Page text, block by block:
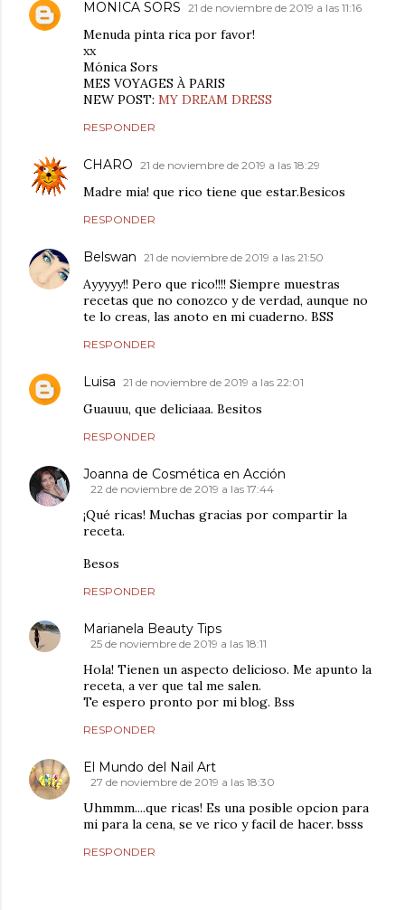
MONICA SORS 21 de noviembre de 2019 a las 11:16
Menuda pinta rica por favor!
xx
Mónica Sors
MES VOYAGES À PARIS
NEW POST: MY DREAM DRESS
RESPONDER
CHARO 21 de noviembre de 2019 a las 18:29
Madre mia! que rico tiene que estar.Besicos
RESPONDER
Belswan 21 de noviembre de 2019 a las 21:50
Ayyyyy!! Pero que rico!!!! Siempre muestras
recetas que no conozco y de verdad, aunque no
te lo creas, las anoto en mi cuaderno. BSS
RESPONDER
Luisa 21 de noviembre de 2019 a las 22:01
Guauuu, que deliciaaa. Besitos
RESPONDER
Joanna de Cosmética en Acción
22 de noviembre de 2019 a las 17:44
¡Qué ricas! Muchas gracias por compartir la
receta.
Besos
RESPONDER
Marianela Beauty Tips
25 de noviembre de 2019 a las 18:11
Hola! Tienen un aspecto delicioso. Me apunto la
receta, a ver que tal me salen.
Te espero pronto por mi blog. Bss
RESPONDER
El Mundo del Nail Art
27 de noviembre de 2019 a las 18:30
Uhmmm....que ricas! Es una posible opcion para
mi para la cena, se ve rico y facil de hacer. bsss
RESPONDER